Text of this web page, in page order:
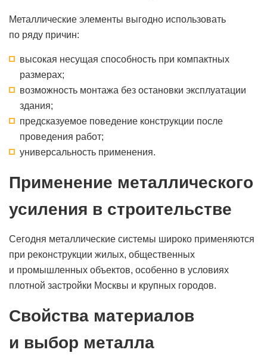
Металлические элементы выгодно использовать
по ряду причин:
высокая несущая способность при компактных
размерах;
возможность монтажа без остановки эксплуатации
здания;
предсказуемое поведение конструкции после
проведения работ;
универсальность применения.
Применение металлического
усиления в строительстве
Сегодня металлические системы широко применяются
при реконструкции жилых, общественных
и промышленных объектов, особенно в условиях
плотной застройки Москвы и крупных городов.
Свойства материалов
и выбор металла